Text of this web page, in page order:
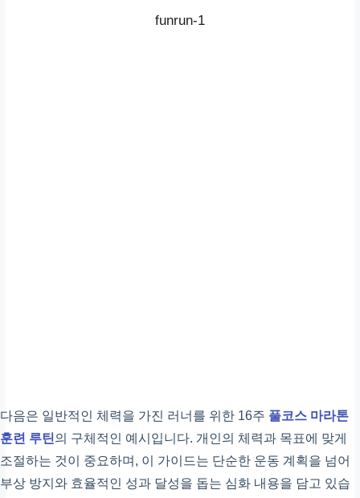
지속주
일요일
휴식 또는 가벼운 회복주
funrun-1
다음은 일반적인 체력을 가진 러너를 위한 16주 풀코스 마라톤
훈련 루틴의 구체적인 예시입니다. 개인의 체력과 목표에 맞게
조절하는 것이 중요하며, 이 가이드는 단순한 운동 계획을 넘어
부상 방지와 효율적인 성과 달성을 돕는 심화 내용을 담고 있습